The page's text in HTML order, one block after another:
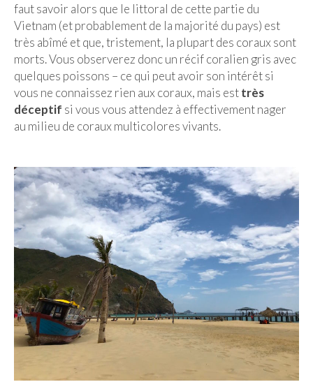
faut savoir alors que le littoral de cette partie du
Vietnam (et probablement de la majorité du pays) est
très abîmé et que, tristement, la plupart des coraux sont
morts. Vous observerez donc un récif coralien gris avec
quelques poissons – ce qui peut avoir son intérêt si
vous ne connaissez rien aux coraux, mais esttrès
déceptif si vous vous attendez à effectivement nager
au milieu de coraux multicolores vivants.